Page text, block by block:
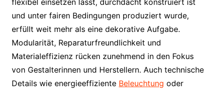
und unter fairen Bedingungen produziert wurde,
erfüllt weit mehr als eine dekorative Aufgabe.
Modularität, Reparaturfreundlichkeit und
Materialeffizienz rücken zunehmend in den Fokus
von Gestalterinnen und Herstellern. Auch technische
Details wie energieeffiziente Beleuchtung oder